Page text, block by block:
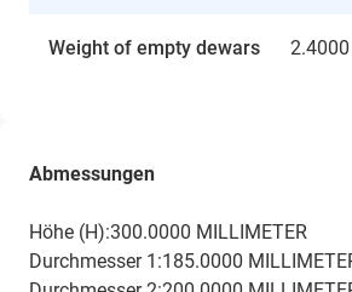
Weight of empty dewars 2.4000
Abmessungen
Höhe (H):300.0000 MILLIMETER
Durchmesser 1:185.0000